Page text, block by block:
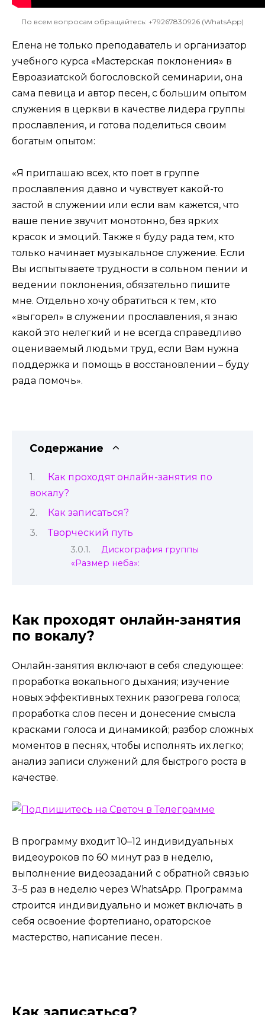
По всем вопросам обращайтесь: +79267830926 (WhatsApp)
Елена не только преподаватель и организатор
учебного курса «Мастерская поклонения» в
Евроазиатской богословской семинарии, она
сама певица и автор песен, с большим опытом
служения в церкви в качестве лидера группы
прославления, и готова поделиться своим
богатым опытом:
«Я приглашаю всех, кто поет в группе
прославления давно и чувствует какой-то
застой в служении или если вам кажется, что
ваше пение звучит монотонно, без ярких
красок и эмоций. Также я буду рада тем, кто
только начинает музыкальное служение. Если
Вы испытываете трудности в сольном пении и
ведении поклонения, обязательно пишите
мне. Отдельно хочу обратиться к тем, кто
«выгорел» в служении прославления, я знаю
какой это нелегкий и не всегда справедливо
оцениваемый людьми труд, если Вам нужна
поддержка и помощь в восстановлении – буду
рада помочь».
Содержание
Как проходят онлайн-занятия по
вокалу?
Как записаться?
Творческий путь
Дискография группы
«Размер неба»:
Как проходят онлайн-занятия
по вокалу?
Онлайн-занятия включают в себя следующее:
проработка вокального дыхания; изучение
новых эффективных техник разогрева голоса;
проработка слов песен и донесение смысла
красками голоса и динамикой; разбор сложных
моментов в песнях, чтобы исполнять их легко;
анализ записи служений для быстрого роста в
качестве.
В программу входит 10–12 индивидуальных
видеоуроков по 60 минут раз в неделю,
выполнение видеозаданий с обратной связью
3–5 раз в неделю через WhatsApp. Программа
строится индивидуально и может включать в
себя освоение фортепиано, ораторское
мастерство, написание песен.